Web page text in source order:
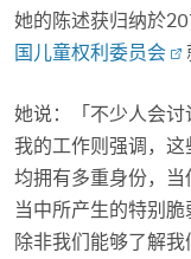
她的陈述获归纳於
国儿童权利委员会
她说：「不少人会
我的工作则强调，这
均拥有多重身份，当
当中所产生的特别脆
除非我们能够了解